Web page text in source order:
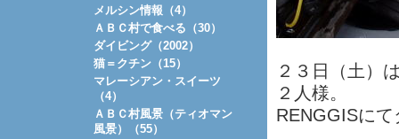
２３日（土）
２人様。
RENGGISに
メルシン情報（4）
ＡＢＣ村で食べる（30）
ダイビング（2002）
猫＝クチン（15）
マレーシアン・スイーツ
（4）
ＡＢＣ村風景（ティオマン
風景）（55）